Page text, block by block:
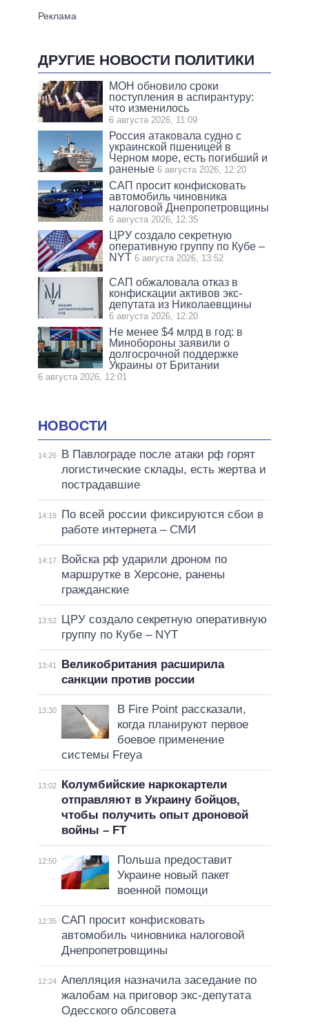
ДРУГИЕ НОВОСТИ ПОЛИТИКИ
МОН обновило сроки
поступления в аспирантуру:
что изменилось
6 августа 2026, 11:09
Россия атаковала судно с
украинской пшеницей в
Черном море, есть погибший и
раненые 6 августа 2026, 12:20
САП просит конфисковать
автомобиль чиновника
налоговой Днепропетровщины
6 августа 2026, 12:35
ЦРУ создало секретную
оперативную группу по Кубе –
NYT 6 августа 2026, 13:52
САП обжаловала отказ в
конфискации активов экс-
депутата из Николаевщины
6 августа 2026, 12:20
Не менее $4 млрд в год: в
Минобороны заявили о
долгосрочной поддержке
Украины от Британии
6 августа 2026, 12:01
НОВОСТИ
14:26
В Павлограде после атаки рф горят
логистические склады, есть жертва и
пострадавшие
14:19
По всей россии фиксируются сбои в
работе интернета – СМИ
14:17
Войска рф ударили дроном по
маршрутке в Херсоне, ранены
гражданские
13:52
ЦРУ создало секретную оперативную
группу по Кубе – NYT
13:41
Великобритания расширила
санкции против россии
13:30
В Fire Point рассказали,
когда планируют первое
боевое применение
системы Freya
13:02
Колумбийские наркокартели
отправляют в Украину бойцов,
чтобы получить опыт дроновой
войны – FT
12:50
Польша предоставит
Украине новый пакет
военной помощи
12:35
САП просит конфисковать
автомобиль чиновника налоговой
Днепропетровщины
12:24 Апелляция назначила заседание по
жалобам на приговор экс-депутата
Одесского облсовета